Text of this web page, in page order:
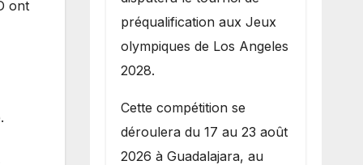
ont
préqualification aux Jeux
olympiques de Los Angeles
2028.
Cette compétition se
déroulera du 17 au 23 août
2026 à Guadalajara, au